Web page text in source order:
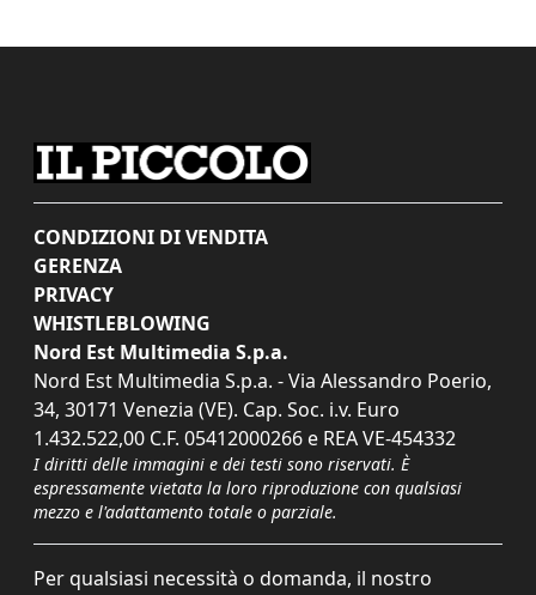
CONDIZIONI DI VENDITA
GERENZA
PRIVACY
WHISTLEBLOWING
Nord Est Multimedia S.p.a.
Nord Est Multimedia S.p.a. - Via Alessandro Poerio,
34, 30171 Venezia (VE). Cap. Soc. i.v. Euro
1.432.522,00 C.F. 05412000266 e REA VE-454332
I diritti delle immagini e dei testi sono riservati. È
espressamente vietata la loro riproduzione con qualsiasi
mezzo e l'adattamento totale o parziale.
Per qualsiasi necessità o domanda, il nostro